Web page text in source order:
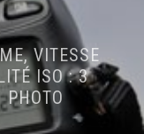
VITESSE
ISO : 3
PHOTO